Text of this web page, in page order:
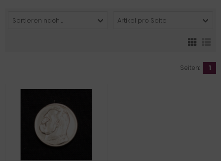
Sortieren nach ... Artikel pro Seite
Seiten: 1